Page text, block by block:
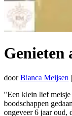
Genieten
doorBianca Meijsen |
"Een klein lief
boodschappen
ongeveer 6 jaar oud,